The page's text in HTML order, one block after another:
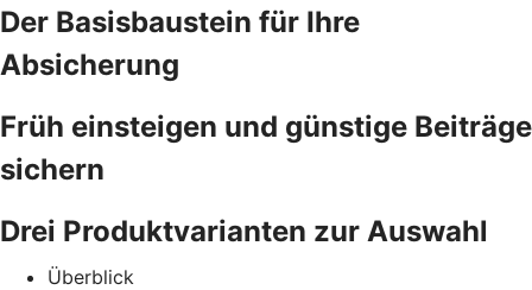
Der Basisbaustein für Ihre
Absicherung
Früh einsteigen und günstige Beiträge
sichern
Drei Produktvarianten zur Auswahl
Überblick